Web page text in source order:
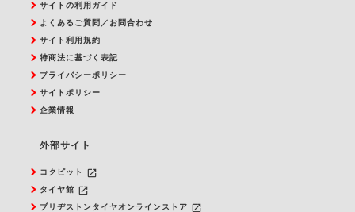
サイトの利用ガイド
よくあるご質問／お問合わせ
サイト利用規約
特商法に基づく表記
プライバシーポリシー
サイトポリシー
企業情報
外部サイト
コクピット launch
タイヤ館 launch
ブリヂストンタイヤオンラインストア launch